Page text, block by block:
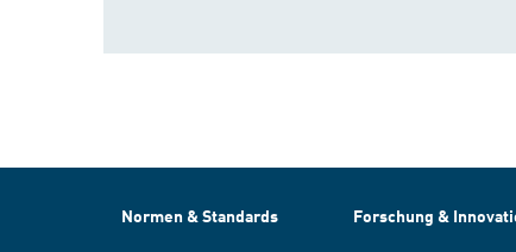
Normen & Standards Forschung &